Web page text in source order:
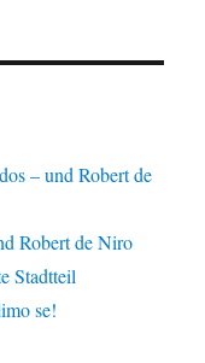
– und Robert de
Robert de Niro
Stadtteil
se!